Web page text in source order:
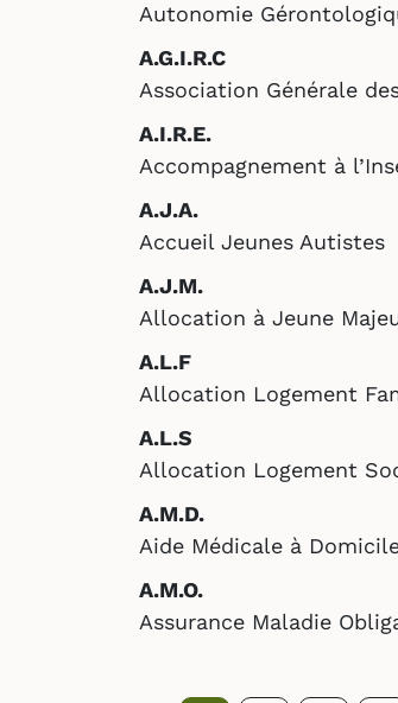
Autonomie
A.G.I.R.C
Association Générale
A.I.R.E.
Accompagnement à
A.J.A.
Accueil Jeunes Autistes
A.J.M.
Allocation à Jeune
A.L.F
Allocation Logement
A.L.S
Allocation Logement
A.M.D.
Aide Médicale à
A.M.O.
Assurance Maladie